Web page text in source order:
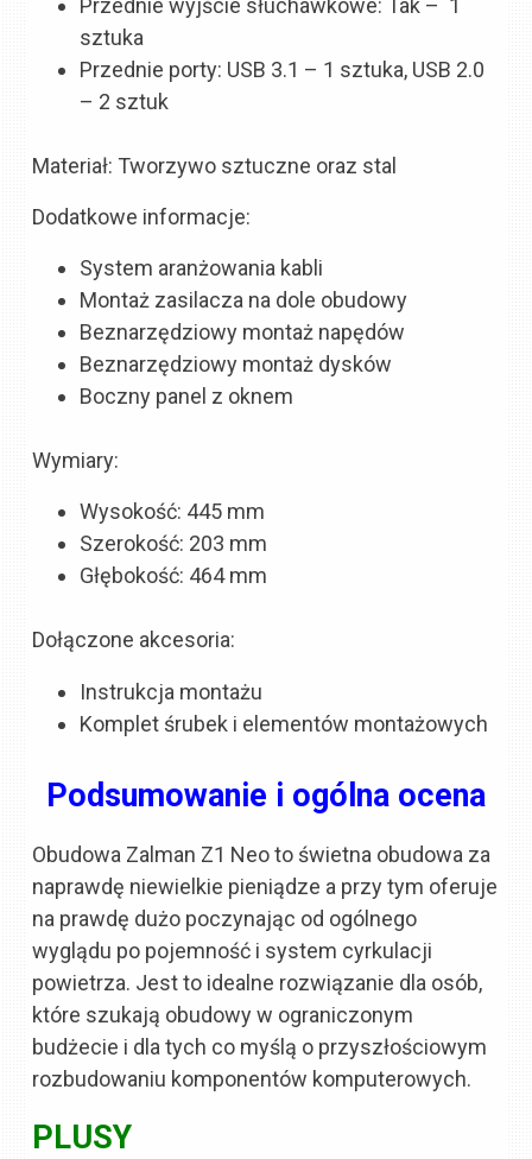
Przednie wyjście słuchawkowe: Tak – 1
sztuka
Przednie porty: USB 3.1 – 1 sztuka, USB 2.0
– 2 sztuk
Materiał: Tworzywo sztuczne oraz stal
Dodatkowe informacje:
System aranżowania kabli
Montaż zasilacza na dole obudowy
Beznarzędziowy montaż napędów
Beznarzędziowy montaż dysków
Boczny panel z oknem
Wymiary:
Wysokość: 445 mm
Szerokość: 203 mm
Głębokość: 464 mm
Dołączone akcesoria:
Instrukcja montażu
Komplet śrubek i elementów montażowych
Podsumowanie i ogólna ocena
Obudowa Zalman Z1 Neo to świetna obudowa za
naprawdę niewielkie pieniądze a przy tym oferuje
na prawdę dużo poczynając od ogólnego
wyglądu po pojemność i system cyrkulacji
powietrza. Jest to idealne rozwiązanie dla osób,
które szukają obudowy w ograniczonym
budżecie i dla tych co myślą o przyszłościowym
rozbudowaniu komponentów komputerowych.
PLUSY